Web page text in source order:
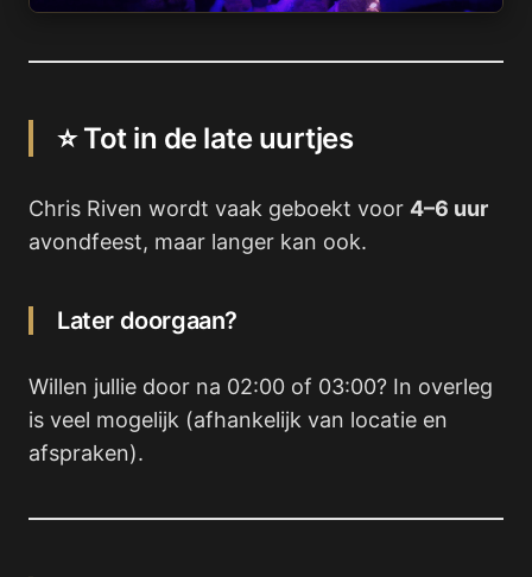
⭐ Tot in de late uurtjes
Chris Riven wordt vaak geboekt voor 4–6 uur
avondfeest, maar langer kan ook.
Later doorgaan?
Willen jullie door na 02:00 of 03:00? In overleg
is veel mogelijk (afhankelijk van locatie en
afspraken).